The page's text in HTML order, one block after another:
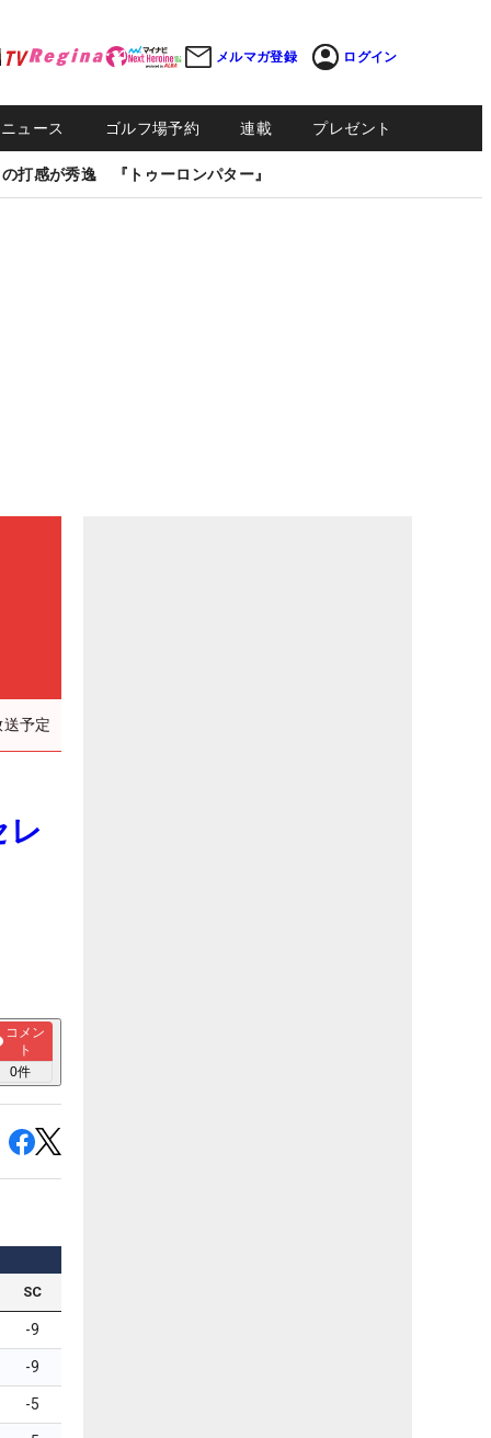
メルマガ登録 ログイン
ュース ゴルフ場予約 連載 プレゼント
打感が秀逸 『トゥーロンパター』
予定
レ
コメン
ト
0件
SC
-9
-9
-5